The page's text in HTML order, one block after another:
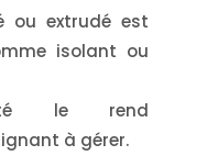
ou extrudé est
isolant ou
le rend
à gérer.